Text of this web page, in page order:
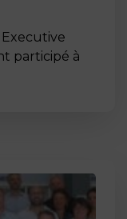
participé à